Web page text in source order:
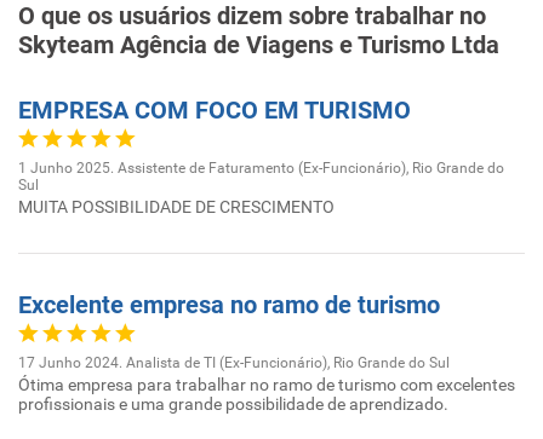
O que os usuários dizem sobre trabalhar no
Skyteam Agência de Viagens e Turismo Ltda
EMPRESA COM FOCO EM TURISMO
1 Junho 2025. Assistente de Faturamento (Ex-Funcionário), Rio Grande do
Sul
MUITA POSSIBILIDADE DE CRESCIMENTO
Excelente empresa no ramo de turismo
17 Junho 2024. Analista de TI (Ex-Funcionário), Rio Grande do Sul
Ótima empresa para trabalhar no ramo de turismo com excelentes
profissionais e uma grande possibilidade de aprendizado.